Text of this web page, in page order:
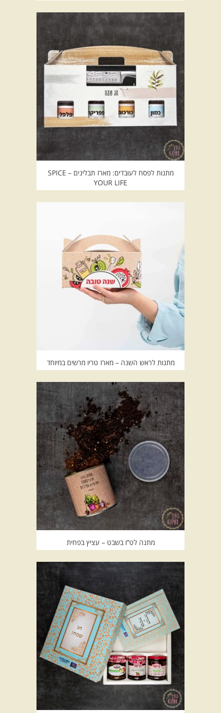
מתנות לפסח לעובדים: מארז תבלינים – SPICE
YOUR LIFE
מתנות לראש השנה – מארז טריו מרשים במיוחד
מתנה לט”ו בשבט – עציץ בפחית